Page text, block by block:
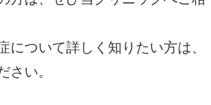
について詳しく知りたい方は、
さい。